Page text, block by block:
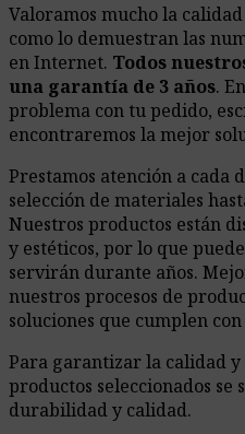
Valoramos mucho la
como lo demuestran las
en Internet. Todos
una garantía de 3 años.
problema con tu pedido,
encontraremos la mejor
Prestamos atención a cada
selección de materiales
Nuestros productos están
y estéticos, por lo que
servirán durante años.
nuestros procesos de
soluciones que cumplen
Para garantizar la calidad
productos seleccionados se
durabilidad y calidad.